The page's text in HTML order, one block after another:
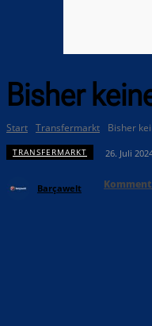
Bisher
Start Transfermarkt Bisher
TRANSFERMARKT 26. Juli
Barçawelt